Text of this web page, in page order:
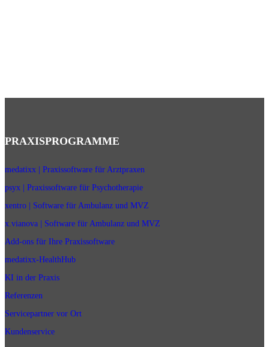
PRAXISPROGRAMME
medatixx | Praxissoftware für Arztpraxen
psyx | Praxissoftware für Psychotherapie
xentro | Software für Ambulanz und MVZ
x.vianova | Software für Ambulanz und MVZ
Add-ons für Ihre Praxissoftware
medatixx-HealthHub
KI in der Praxis
Referenzen
Servicepartner vor Ort
Kundenservice